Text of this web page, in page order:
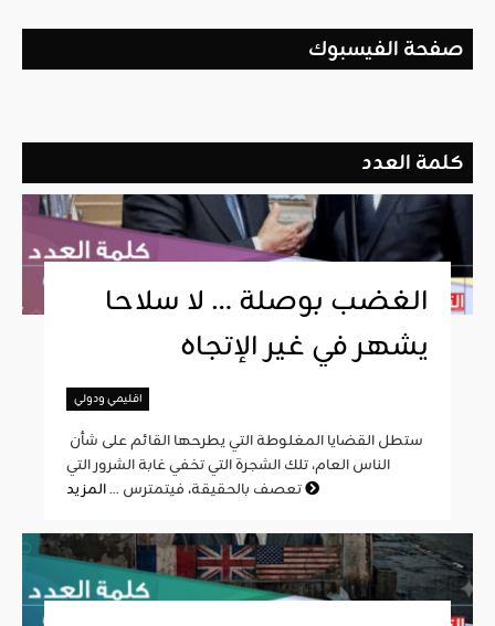
صفحة الفيسبوك
كلمة العدد
الغضب بوصلة … لا سلاحا
يشهر في غير الإتجاه
اقليمي ودولي
الناس العام، تلك الشجرة التي تخفي غابة الشرور التي
تعصف بالحقيقة، فيتمترس ...